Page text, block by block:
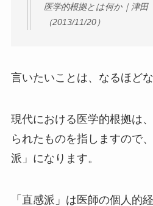
医学的根拠とは何か｜津
（2013/11/20）
言いたいことは、なるほど
現代における医学的根拠は
られたものを指しますので
派」になります。
「直感派」は医師の個人的